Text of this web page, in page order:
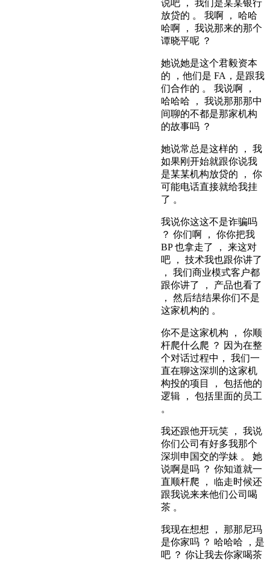
说吧 ， 我们是某某银行
放贷的 。 我啊 ， 哈哈
哈啊 ， 我说那来的那个
谭晓平呢 ？
她说她是这个君毅资本
的 ，他们是 FA，是跟我
们合作的 。 我说啊 ，
哈哈哈 ， 我说那那那中
间聊的不都是那家机构
的故事吗 ？
她说常总是这样的 ， 我
如果刚开始就跟你说我
是某某机构放贷的 ， 你
可能电话直接就给我挂
了 。
我说你这这不是诈骗吗
？ 你们啊 ， 你你把我
BP 也拿走了 ， 来这对
吧 ， 技术我也跟你讲了
， 我们商业模式客户都
跟你讲了 ， 产品也看了
， 然后结结果你们不是
这家机构的 。
你不是这家机构 ， 你顺
杆爬什么爬 ？ 因为在整
个对话过程中， 我们一
直在聊这深圳的这家机
构投的项目 ， 包括他的
逻辑 ， 包括里面的员工
。
我还跟他开玩笑 ， 我说
你们公司有好多我那个
深圳申国交的学妹 。 她
说啊是吗 ？ 你知道就一
直顺杆爬 ， 临走时候还
跟我说来来他们公司喝
茶 。
我现在想想 ， 那那尼玛
是你家吗 ？ 哈哈哈 ，是
吧 ？ 你让我去你家喝茶